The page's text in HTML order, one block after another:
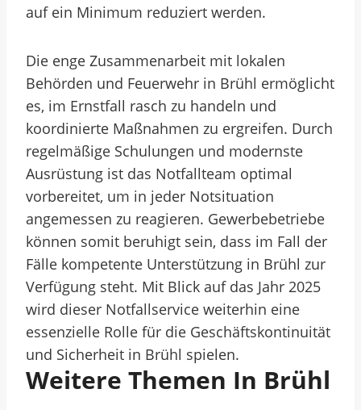
auf ein Minimum reduziert werden.
Die enge Zusammenarbeit mit lokalen
Behörden und Feuerwehr in Brühl ermöglicht
es, im Ernstfall rasch zu handeln und
koordinierte Maßnahmen zu ergreifen. Durch
regelmäßige Schulungen und modernste
Ausrüstung ist das Notfallteam optimal
vorbereitet, um in jeder Notsituation
angemessen zu reagieren. Gewerbebetriebe
können somit beruhigt sein, dass im Fall der
Fälle kompetente Unterstützung in Brühl zur
Verfügung steht. Mit Blick auf das Jahr 2025
wird dieser Notfallservice weiterhin eine
essenzielle Rolle für die Geschäftskontinuität
und Sicherheit in Brühl spielen.
Weitere Themen In Brühl